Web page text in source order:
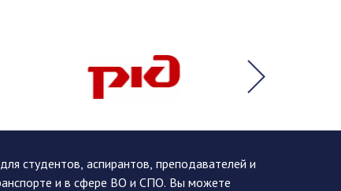
студентов, аспирантов, преподавателей и
и в сфере ВО и СПО. Вы можете